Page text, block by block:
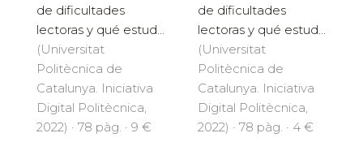
de dificultades
lectoras y qué estud...
(Universitat
Politècnica de
Catalunya. Iniciativa
Digital Politècnica,
2022) · 78 pàg. · 9 €
de dificultades
lectoras y qué estud...
(Universitat
Politècnica de
Catalunya. Iniciativa
Digital Politècnica,
2022) · 78 pàg. · 4 €